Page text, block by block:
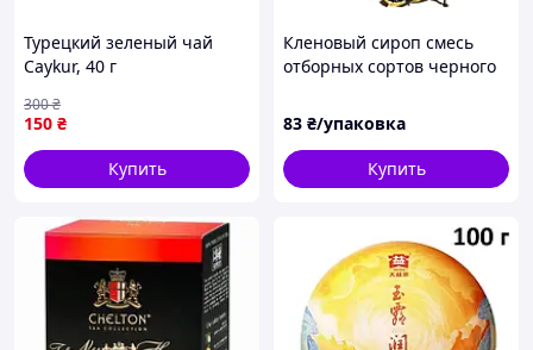
Турецкий зеленый чай
Caykur, 40 г
150 ₴
300₴
Купить
Кленовый сироп смесь
отборных сортов черного
и сафлора 50 г
83 ₴/упаковка
Купить